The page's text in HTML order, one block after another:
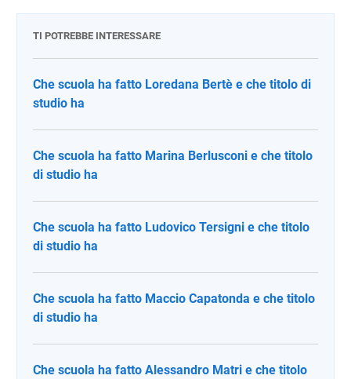
TI POTREBBE INTERESSARE
Che scuola ha fatto Loredana Bertè e che titolo di
studio ha
Che scuola ha fatto Marina Berlusconi e che titolo
di studio ha
Che scuola ha fatto Ludovico Tersigni e che titolo
di studio ha
Che scuola ha fatto Maccio Capatonda e che titolo
di studio ha
Che scuola ha fatto Alessandro Matri e che titolo